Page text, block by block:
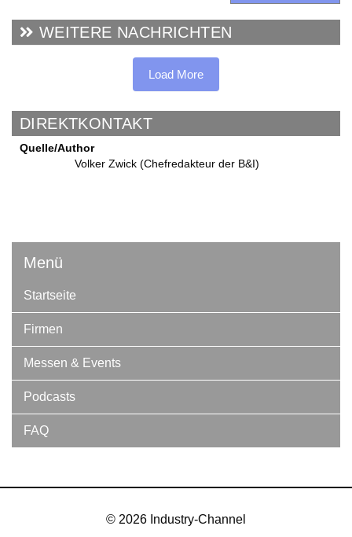
WEITERE NACHRICHTEN
Load More
DIREKTKONTAKT
Quelle/Author
Volker Zwick (Chefredakteur der B&I)
Menü
Startseite
Firmen
Messen & Events
Podcasts
FAQ
© 2026 Industry-Channel